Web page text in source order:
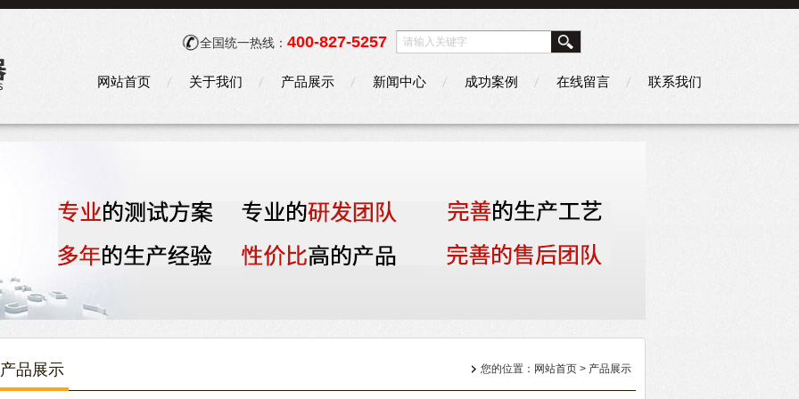
全国统一热线： 400-827-5257
网站首页 关于我们 产品展示 新闻中心 成功案例 在线留言 联系我们
产品展示 您的位置： 网站首页 > 产品展示